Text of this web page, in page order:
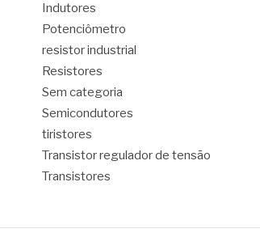
Indutores
Potenciômetro
resistor industrial
Resistores
Sem categoria
Semicondutores
tiristores
Transistor regulador de tensão
Transistores